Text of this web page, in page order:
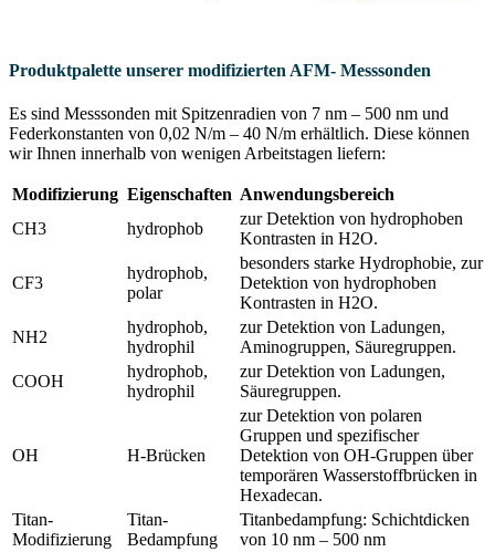
Produktpalette unserer modifizierten AFM- Messsonden
Es sind Messsonden mit Spitzenradien von 7 nm – 500 nm und
Federkonstanten von 0,02 N/m – 40 N/m erhältlich. Diese können
wir Ihnen innerhalb von wenigen Arbeitstagen liefern:
Modifizierung Eigenschaften Anwendungsbereich
CH3
hydrophob
zur Detektion von hydrophoben
Kontrasten in H2O.
CF3
hydrophob,
polar
besonders starke Hydrophobie, zur
Detektion von hydrophoben
Kontrasten in H2O.
NH2
hydrophob,
hydrophil
zur Detektion von Ladungen,
Aminogruppen, Säuregruppen.
COOH
hydrophob,
hydrophil
zur Detektion von Ladungen,
Säuregruppen.
OH H-Brücken
zur Detektion von polaren
Gruppen und spezifischer
Detektion von OH-Gruppen über
temporären Wasserstoffbrücken in
Hexadecan.
Titan-
Modifizierung
Titan-
Bedampfung
Titanbedampfung: Schichtdicken
von 10 nm – 500 nm